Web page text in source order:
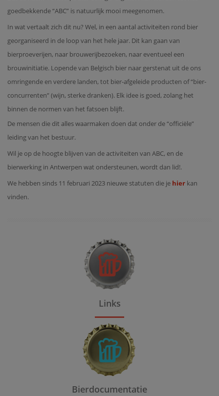
goedbekkende “ABC” is natuurlijk mooi meegenomen.
In wat vertaalt zich dit nu? Wel, in een aantal activiteiten rond bier
georganiseerd in de loop van het hele jaar. Dit kan gaan van
bierproeverijen, naar brouwerijbezoeken, naar eventueel een
brouwinitiatie. Lopende van Belgisch bier naar gerstenat uit de ons
omringende en verdere landen, tot bier-afgeleide producten of “bier-
concurrenten” (wijn, sterke dranken). Elk idee is goed, zolang het
binnen de normen van het fatsoen blijft.
De mensen die dit alles waarmaken doen dat onder de “officiële”
leiding van het bestuur.
Wil je op de hoogte blijven van de activiteiten van ABC, en de
bierwerking in Antwerpen wat ondersteunen, wordt dan lid!.
We hebben sinds 11 februari 2023 nieuwe statuten die je hier kan
vinden.
Links
Bierdocumentatie